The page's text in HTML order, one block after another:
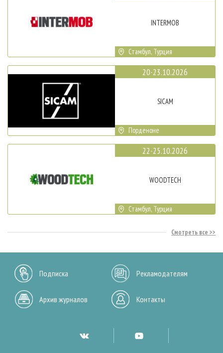
INTERMOB
Стамбул, Турция
20-23.10.2026
SICAM
Порденоне
22-25.10.2026
WOODTECH
Стамбул, Турция
Смотреть все
Подписка Рекламодателям
Архив журналов Контакты